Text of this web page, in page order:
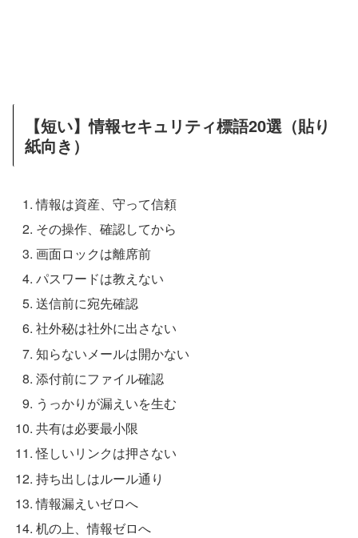
【短い】情報セキュリティ標語20選（貼り
紙向き）
情報は資産、守って信頼
その操作、確認してから
画面ロックは離席前
パスワードは教えない
送信前に宛先確認
社外秘は社外に出さない
知らないメールは開かない
添付前にファイル確認
うっかりが漏えいを生む
共有は必要最小限
怪しいリンクは押さない
持ち出しはルール通り
情報漏えいゼロへ
机の上、情報ゼロへ